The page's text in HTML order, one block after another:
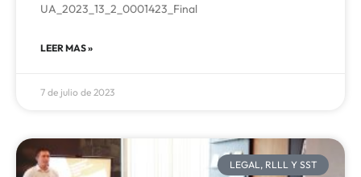
UA_2023_13_2_0001423_Final
LEER MAS »
7 de julio de 2023
LEGAL, RLLL Y SST